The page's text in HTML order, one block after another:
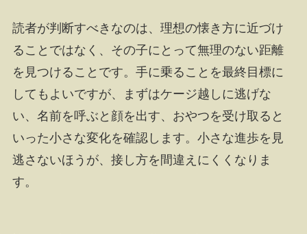
読者が判断すべきなのは、理想の懐き方に近づけ
ることではなく、その子にとって無理のない距離
を見つけることです。手に乗ることを最終目標に
してもよいですが、まずはケージ越しに逃げな
い、名前を呼ぶと顔を出す、おやつを受け取ると
いった小さな変化を確認します。小さな進歩を見
逃さないほうが、接し方を間違えにくくなりま
す。